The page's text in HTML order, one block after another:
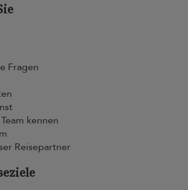
Fragen
kennen
Reisepartner